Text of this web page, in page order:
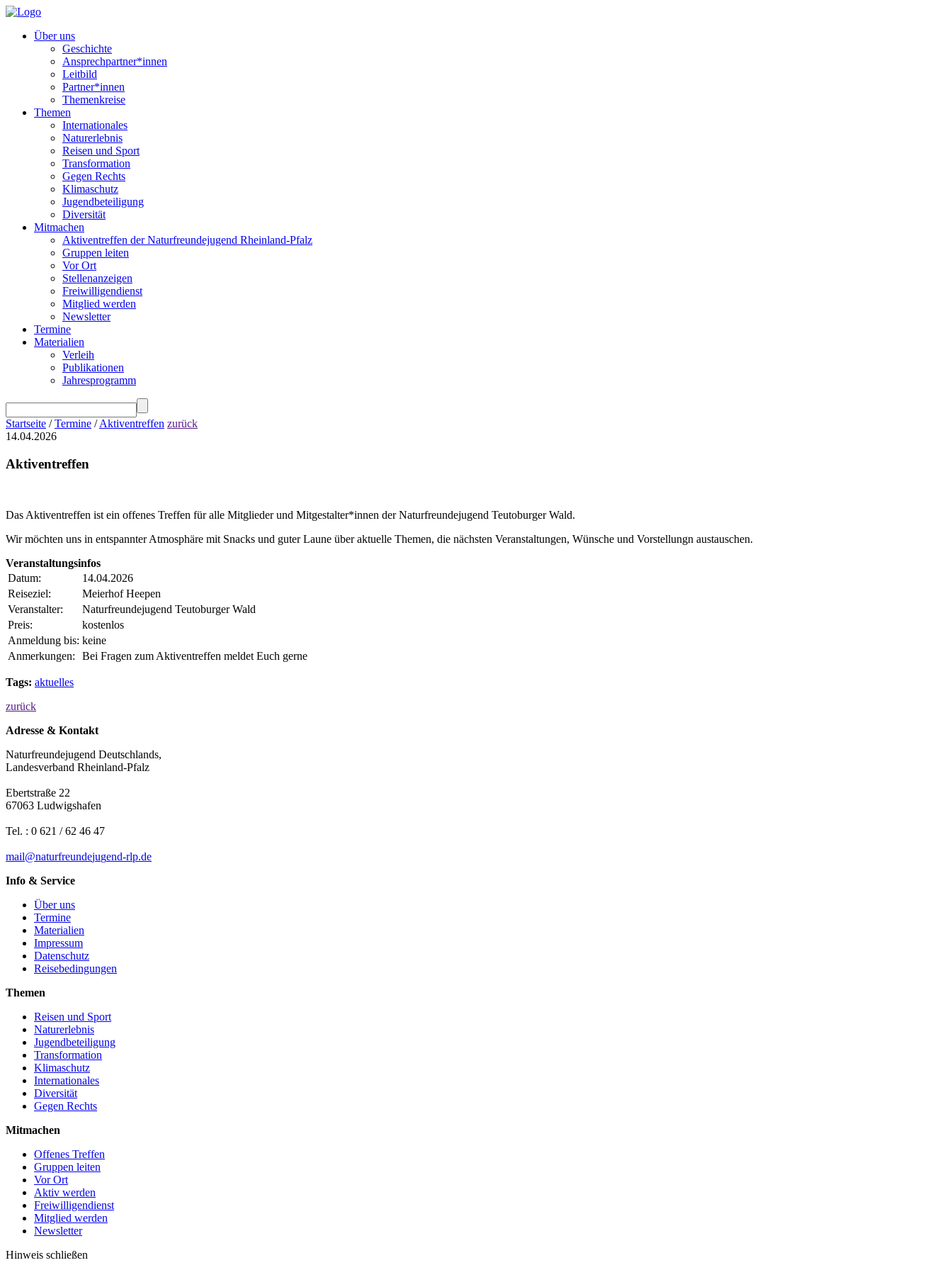
Über uns
Geschichte
Ansprechpartner*innen
Leitbild
Partner*innen
Themenkreise
Themen
Internationales
Naturerlebnis
Reisen und Sport
Transformation
Gegen Rechts
Klimaschutz
Jugendbeteiligung
Diversität
Mitmachen
Aktiventreffen der Naturfreundejugend Rheinland-Pfalz
Gruppen leiten
Vor Ort
Stellenanzeigen
Freiwilligendienst
Mitglied werden
Newsletter
Termine
Materialien
Verleih
Publikationen
Jahresprogramm
Startseite /Termine /Aktiventreffen zurück
14.04.2026
Aktiventreffen
Das Aktiventreffen ist ein offenes Treffen für alle Mitglieder und Mitgestalter*innen der Naturfreundejugend Teutoburger Wald.
Wir möchten uns in entspannter Atmosphäre mit Snacks und guter Laune über aktuelle Themen, die nächsten Veranstaltungen, Wünsche und Vorstellungn austauschen.
Veranstaltungsinfos
Datum:
14.04.2026
Reiseziel:
Meierhof Heepen
Veranstalter:
Naturfreundejugend Teutoburger Wald
Preis:
kostenlos
Anmeldung bis: keine
Anmerkungen:
Bei Fragen zum Aktiventreffen meldet Euch gerne
Tags: aktuelles
zurück
Adresse & Kontakt
Naturfreundejugend Deutschlands,
Landesverband Rheinland-Pfalz
Ebertstraße 22
67063 Ludwigshafen
Tel. : 0 621 / 62 46 47
mail@naturfreundejugend-rlp.de
Info & Service
Über uns
Termine
Materialien
Impressum
Datenschutz
Reisebedingungen
Themen
Reisen und Sport
Naturerlebnis
Jugendbeteiligung
Transformation
Klimaschutz
Internationales
Diversität
Gegen Rechts
Mitmachen
Offenes Treffen
Gruppen leiten
Vor Ort
Aktiv werden
Freiwilligendienst
Mitglied werden
Newsletter
Hinweis schließen